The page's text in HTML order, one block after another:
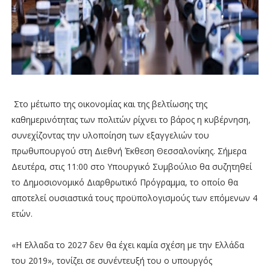
Στο μέτωπο της οικονομίας και της βελτίωσης της
καθημερινότητας των πολιτών ρίχνει το βάρος η κυβέρνηση,
συνεχίζοντας την υλοποίηση των εξαγγελιών του
πρωθυπουργού στη Διεθνή Έκθεση Θεσσαλονίκης. Σήμερα
Δευτέρα, στις 11:00 στο Υπουργικό Συμβούλιο θα συζητηθεί
το Δημοσιονομικό Διαρθρωτικό Πρόγραμμα, το οποίο θα
αποτελεί ουσιαστικά τους προϋπολογισμούς των επόμενων 4
ετών.
«Η Ελλαδα το 2027 δεν θα έχει καμία σχέση με την Ελλάδα
του 2019», τονίζει σε συνέντευξή του ο υπουργός